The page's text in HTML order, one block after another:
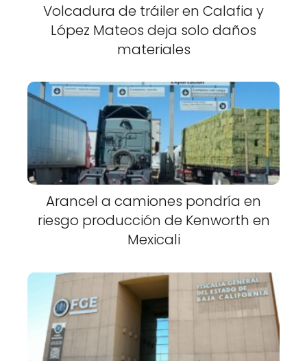
Volcadura de tráiler en Calafia y
López Mateos deja solo daños
materiales
Arancel a camiones pondría en
riesgo producción de Kenworth en
Mexicali